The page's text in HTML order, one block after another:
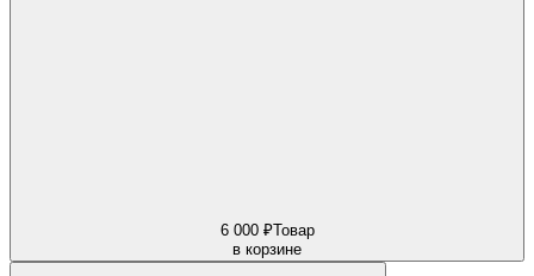
6 000 ₽Товар
в корзине